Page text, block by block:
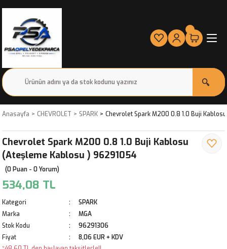
Anasayfa CHEVROLET SPARK Chevrolet Spark M200 0.8 1.0 Buji
Chevrolet Spark M200 0.8 1.0 Buji Kablosu
(Ateşleme Kablosu ) 96291054
(0 Puan - 0 Yorum)
534,08 TL
Kategori
SPARK
Marka
MGA
Stok Kodu
96291306
Fiyat
8,06 EUR + KDV